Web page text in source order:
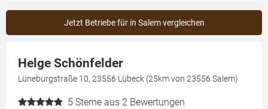
Jetzt Betriebe für in Salem vergleichen
Helge Schönfelder
Lüneburgstraße 10, 23556 Lübeck (25km von 23556 Salem)
5 Sterne aus 2 Bewertungen